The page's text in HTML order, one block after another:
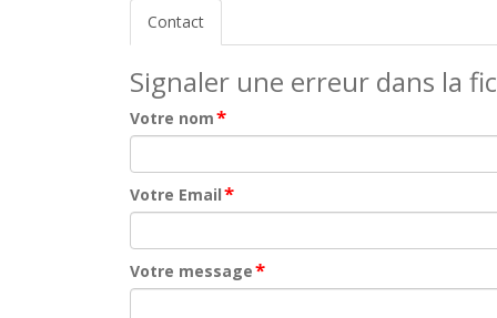
Contact
Signaler une erreur dans la
Votre nom*
Votre Email*
Votre message*